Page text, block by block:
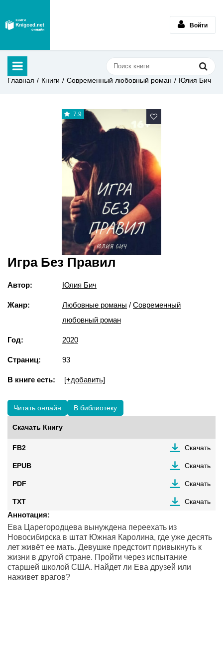
Войти
Главная Книги Современный любовный роман Юлия Бич
7.9
Игра Без Правил
Автор: Юлия Бич
Жанр: Любовные романы / Современный
любовный роман
Год: 2020
Страниц: 93
В книге есть: [+добавить]
Читать онлайн В библиотеку
Скачать Книгу
FB2 Скачать
EPUB Скачать
PDF Скачать
TXT Скачать
Аннотация:
Ева Царегородцева вынуждена переехать из
Новосибирска в штат Южная Каролина, где уже десять
лет живёт ее мать. Девушке предстоит привыкнуть к
жизни в другой стране. Пройти через испытание
старшей школой США. Найдет ли Ева друзей или
наживет врагов?